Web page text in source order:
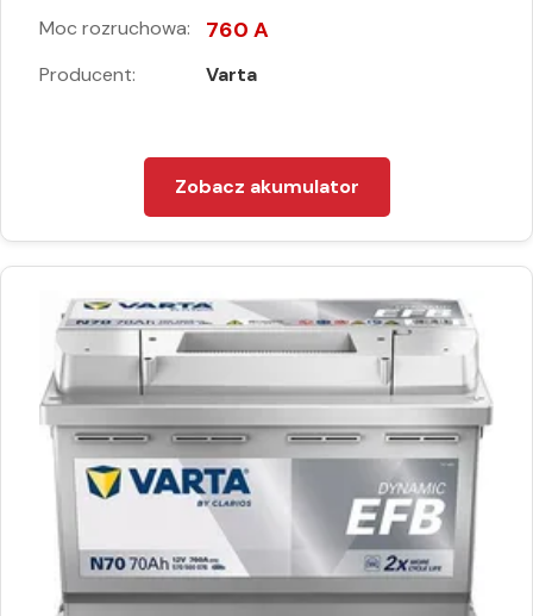
Moc rozruchowa: 760 A
Producent: Varta
Zobacz akumulator